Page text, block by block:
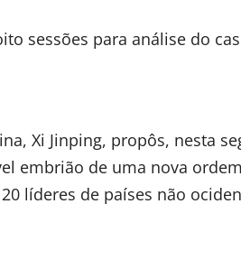
sessões para análise do
Xi Jinping, propôs, nesta
embrião de uma nova
líderes de países não